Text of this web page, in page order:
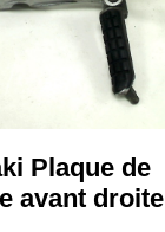
Plaque de
avant droite